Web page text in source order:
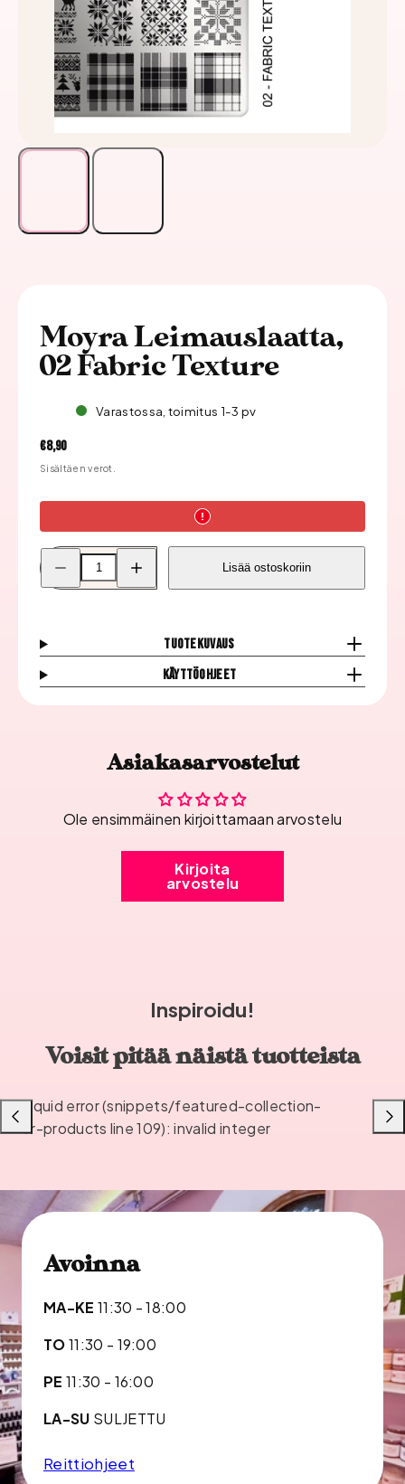
Moyra Leimauslaatta,
02 Fabric Texture
Varastossa, toimitus 1-3 pv
Hinta
€8,90
Sisältäen verot.
Pienennä
Moyra
Leimauslaatta,
Moyra
Leimauslaatta,
Lisää ostoskoriin
Tuotekuvaus
Käyttöohjeet
Asiakasarvostelut
Ole ensimmäinen kirjoittamaan arvostelu
Kirjoita
arvostelu
Inspiroidu!
Voisit pitää näistä tuotteista
Liquid error (snippets/featured-collection-
or-products line 109): invalid integer
Liu'uta
vasemmalle
Avoinna
MA-KE 11:30 - 18:00
TO11:30 - 19:00
PE 11:30 - 16:00
LA-SU SULJETTU
Reittiohjeet